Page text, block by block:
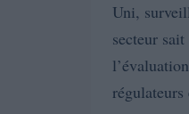
Uni,
secteur